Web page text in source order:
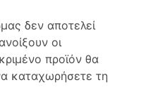
δεν αποτελεί
οι
προϊόν θα
καταχωρήσετε τη